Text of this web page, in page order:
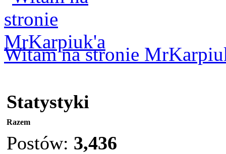
Witam na stronie
Statystyki
Razem
Postów: 3,436